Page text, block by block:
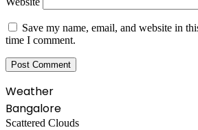
Save my name, email, and website in
time I comment.
Weather
Bangalore
Scattered Clouds